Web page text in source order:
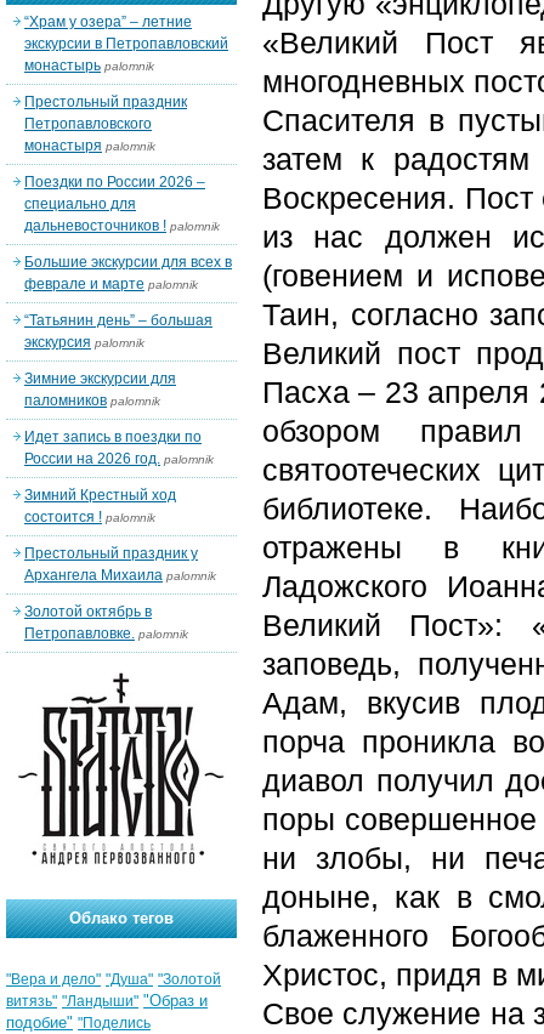
«Великий Пост
многодневных
Спасителя в
затем к радостям
Воскресения.
из нас должен
(говением и
Таин, согласно
Великий пост
Пасха – 23 апреля
обзором
святоотеческих
библиотеке.
отражены в
Ладожского
Великий Пост»:
заповедь,
Адам, вкусив
порча проникла
диавол получил
поры
ни злобы, ни
доныне, как в
блаженного
Христос, придя в
Свое служение на
“Храм у озера” – летние
экскурсии в Петропавловский
монастырь palomnik
Престольный праздник
Петропавловского
монастыря palomnik
Поездки по России 2026 –
специально для
дальневосточников ! palomnik
Большие экскурсии для всех в
феврале и марте palomnik
“Татьянин день” – большая
экскурсия palomnik
Зимние экскурсии для
паломников palomnik
Идет запись в поездки по
России на 2026 год. palomnik
Зимний Крестный ход
состоится ! palomnik
Престольный праздник у
Архангела Михаила palomnik
Золотой октябрь в
Петропавловке. palomnik
Облако тегов
"Вера и дело" "Душа" "Золотой
витязь" "Ландыши" "Образ и
подобие" "Поделись